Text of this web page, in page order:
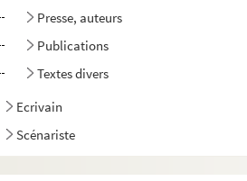
Presse, auteurs
Publications
Textes divers
Ecrivain
Scénariste